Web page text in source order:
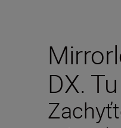
DX.